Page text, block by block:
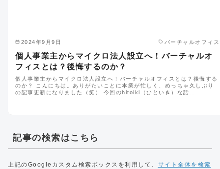
2024年9月9日 バーチャルオフィス
個人事業主からマイクロ法人設立へ！バーチャルオ
フィスとは？後悔するのか？
個人事業主からマイクロ法人設立へ！バーチャルオフィスとは？後悔する
のか？ こんにちは。ありがたいことに本業が忙しく、めっちゃ久しぶり
の記事更新になりました（笑） 今回のhitoiki（ひといき）な話…
記事の検索はこちら
上記のGoogleカスタム検索ボックスを利用して、 サイト全体を検索